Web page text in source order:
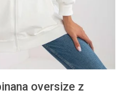
oversize z